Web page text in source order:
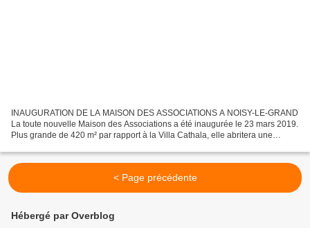
INAUGURATION DE LA MAISON DES ASSOCIATIONS A NOISY-LE-GRAND
La toute nouvelle Maison des Associations a été inaugurée le 23 mars 2019.
Plus grande de 420 m² par rapport à la Villa Cathala, elle abritera une
< Page précédente
Hébergé par Overblog